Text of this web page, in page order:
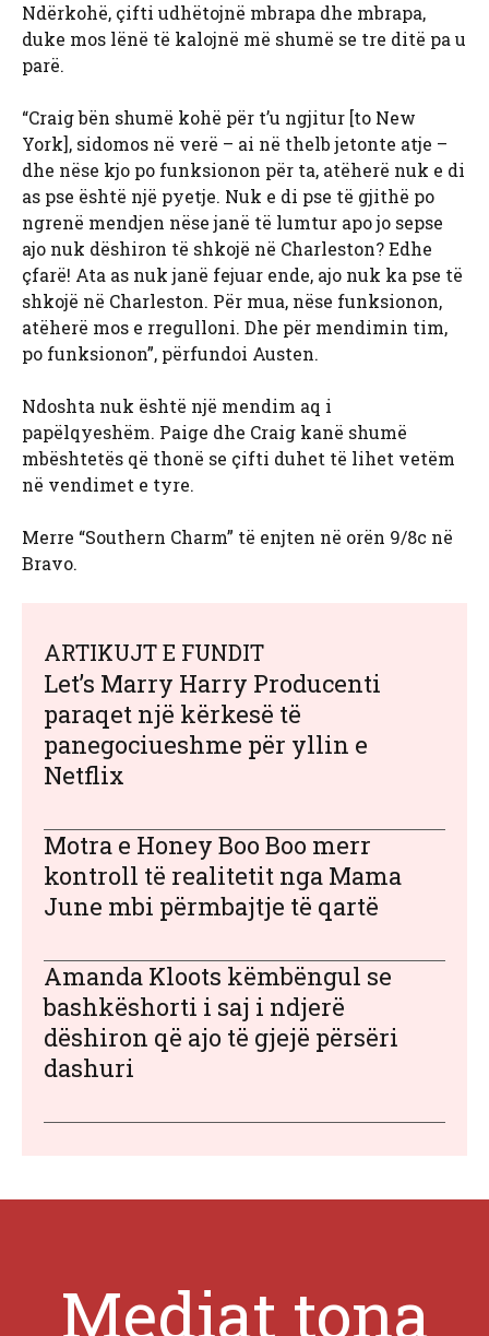
Ndërkohë, çifti udhëtojnë mbrapa dhe mbrapa,
duke mos lënë të kalojnë më shumë se tre ditë pa u
parë.
“Craig bën shumë kohë për t’u ngjitur [to New
York], sidomos në verë – ai në thelb jetonte atje –
dhe nëse kjo po funksionon për ta, atëherë nuk e di
as pse është një pyetje. Nuk e di pse të gjithë po
ngrenë mendjen nëse janë të lumtur apo jo sepse
ajo nuk dëshiron të shkojë në Charleston? Edhe
çfarë! Ata as nuk janë fejuar ende, ajo nuk ka pse të
shkojë në Charleston. Për mua, nëse funksionon,
atëherë mos e rregulloni. Dhe për mendimin tim,
po funksionon”, përfundoi Austen.
Ndoshta nuk është një mendim aq i
papëlqyeshëm. Paige dhe Craig kanë shumë
mbështetës që thonë se çifti duhet të lihet vetëm
në vendimet e tyre.
Merre “Southern Charm” të enjten në orën 9/8c në
Bravo.
ARTIKUJT E FUNDIT
Let’s Marry Harry Producenti
paraqet një kërkesë të
panegociueshme për yllin e
Netflix
Motra e Honey Boo Boo merr
kontroll të realitetit nga Mama
June mbi përmbajtje të qartë
Amanda Kloots këmbëngul se
bashkëshorti i saj i ndjerë
dëshiron që ajo të gjejë përsëri
dashuri
Mediat tona